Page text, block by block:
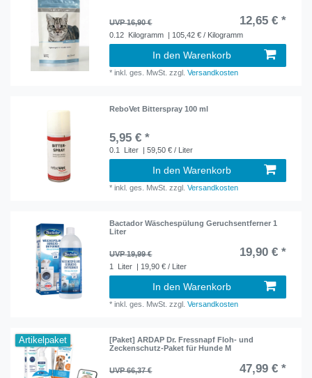
UVP 16,90 € 12,65 € *
0.12 Kilogramm | 105,42 € / Kilogramm
In den Warenkorb
*inkl. ges. MwSt. zzgl.Versandkosten
ReboVet Bitterspray 100 ml
5,95 € *
0.1 Liter | 59,50 € / Liter
In den Warenkorb
*inkl. ges. MwSt. zzgl.Versandkosten
Bactador Wäschespülung Geruchsentferner 1
Liter
UVP 19,99 € 19,90 € *
1 Liter | 19,90 € / Liter
In den Warenkorb
*inkl. ges. MwSt. zzgl.Versandkosten
Artikelpaket
[Paket] ARDAP Dr. Fressnapf Floh- und
Zeckenschutz-Paket für Hunde M
UVP 66,37 € 47,99 € *